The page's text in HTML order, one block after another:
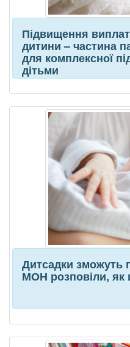
Підвищення
дитини – частина
для комплексної
дітьми
Дитсадки зможуть
МОН розповіли, як